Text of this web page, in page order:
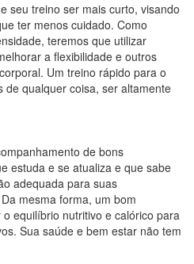
seu treino ser mais curto, visando
ter menos cuidado. Como
teremos que utilizar
a flexibilidade e outros
Um treino rápido para o
de qualquer coisa, ser altamente
de bons
estuda e se atualiza e que sabe
adequada para suas
mesma forma, um bom
equilíbrio nutritivo e calórico para
Sua saúde e bem estar não tem